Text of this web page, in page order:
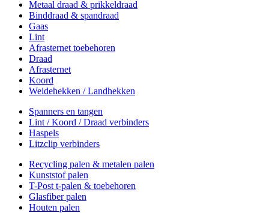
Metaal draad & prikkeldraad
Binddraad & spandraad
Gaas
Lint
Afrasternet toebehoren
Draad
Afrasternet
Koord
Weidehekken / Landhekken
Spanners en tangen
Lint / Koord / Draad verbinders
Haspels
Litzclip verbinders
Recycling palen & metalen palen
Kunststof palen
T-Post t-palen & toebehoren
Glasfiber palen
Houten palen